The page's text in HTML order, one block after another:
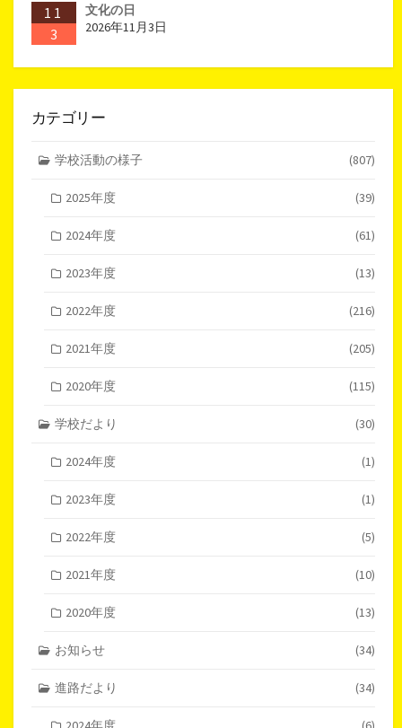
11
3
文化の日
2026年11月3日
カテゴリー
学校活動の様子 (807)
2025年度 (39)
2024年度 (61)
2023年度 (13)
2022年度 (216)
2021年度 (205)
2020年度 (115)
学校だより (30)
2024年度 (1)
2023年度 (1)
2022年度 (5)
2021年度 (10)
2020年度 (13)
お知らせ (34)
進路だより (34)